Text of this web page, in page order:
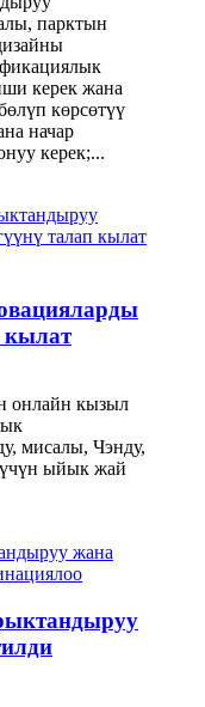
парктын
керек жана
көрсөтүү
начар
керек;...
кылат
онлайн кызыл
мисалы, Чэнду,
ыйык жай